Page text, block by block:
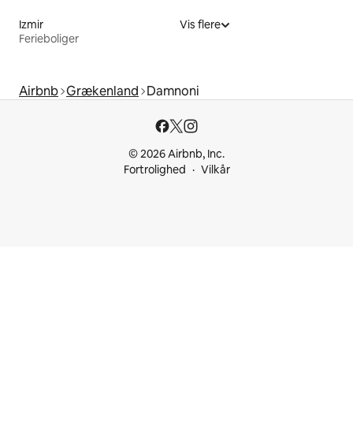
Izmir
Ferieboliger
Vis flere
Airbnb Grækenland Damnoni
© 2026 Airbnb, Inc.
Fortrolighed
Vilkår